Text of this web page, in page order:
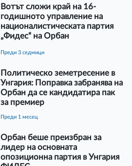
Вотът сложи край на 16-
годишното управление на
националистическата партия
„Фидес“ на Орбан
преди 3 седмици
Политическо земетресение в
Унгария: Поправка забранява на
Орбан да се кандидатира пак
за премиер
преди 1 месец
Орбан беше преизбран за
лидер на основната
опозиционна партия в Унгария